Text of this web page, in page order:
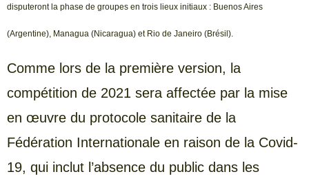
disputeront la phase de groupes en trois lieux initiaux : Buenos Aires
(Argentine), Managua (Nicaragua) et Rio de Janeiro (Brésil).
Comme lors de la première version, la
compétition de 2021 sera affectée par la mise
en œuvre du protocole sanitaire de la
Fédération Internationale en raison de la Covid-
19, qui inclut l’absence du public dans les